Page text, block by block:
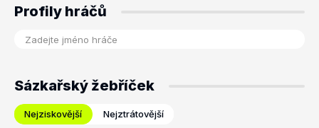
Profily hráčů
Sázkařský žebříček
Nejziskovější Nejztrátovější